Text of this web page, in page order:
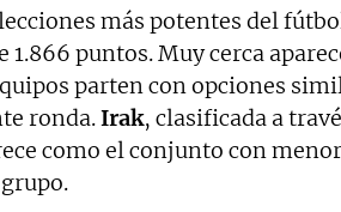
más potentes del
1.866 puntos. Muy cerca
parten con opciones
ronda.Irak, clasificada a
como el conjunto con